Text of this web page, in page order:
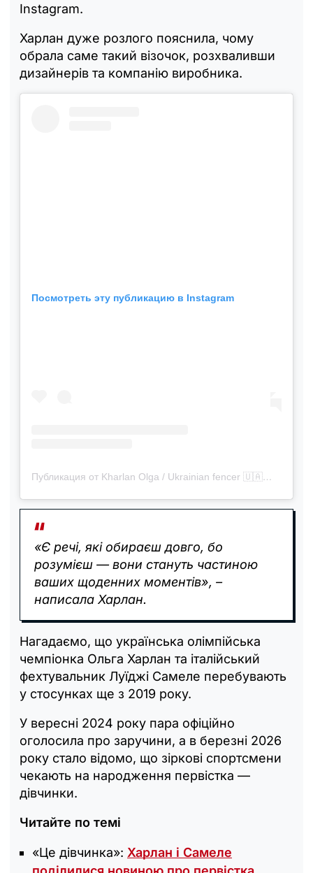
Instagram.
Харлан дуже розлого пояснила, чому
обрала саме такий візочок, розхваливши
дизайнерів та компанію виробника.
Посмотреть эту публикацию в Instagram
Публикация от Kharlan Olga / Ukrainian fencer 🇺🇦🤺 (@olgakharlan)
«Є речі, які обираєш довго, бо
розумієш — вони стануть частиною
ваших щоденних моментів», –
написала Харлан.
Нагадаємо, що українська олімпійська
чемпіонка Ольга Харлан та італійський
фехтувальник Луїджі Самеле перебувають
у стосунках ще з 2019 року.
У вересні 2024 року пара офіційно
оголосила про заручини, а в березні 2026
року стало відомо, що зіркові спортсмени
чекають на народження первістка —
дівчинки.
Читайте по темі
«Це дівчинка»: Харлан і Самеле